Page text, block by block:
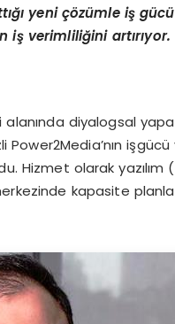
yeni çözümle iş
iş verimliliğini artırıyor.
diyalogsal
Power2Media’nın
Hizmet olarak
kapasite